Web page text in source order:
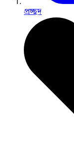
প্রচ্ছদ